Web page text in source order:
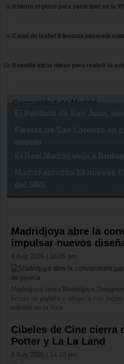
Abierto el plazo para participar en la
Canal de Isabel II levanta pasarela
Boadilla inicia obras para reabrir la
Comunidad de Madrid
Madridjoya abre la
impulsar nuevos
6 Aug 2026 | 16:05 pm
Madridjoya lanza Madridjoya
firmas de joyería y relojería con
edición de la feria.
Cibeles de Cine cierra
Potter y La La Land
6 Aug 2026 | 14:10 pm